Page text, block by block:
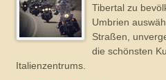
Tibertal zu
Umbrien
Straßen,
die schönsten
Italienzentrums.